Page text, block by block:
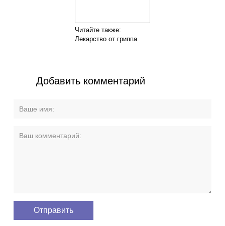
Читайте также:
Лекарство от гриппа
Добавить комментарий